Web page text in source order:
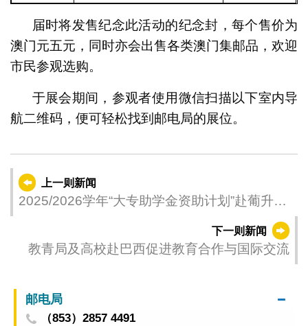
届时将发售纪念此活动的纪念封，每个售价为
澳门元五元，同时亦会出售各类澳门集邮品，欢迎
市民参观选购。
于展会期间，参观者使用微信扫描以下室内导
航二维码，便可轻松找到邮电局的展位。
上一则新闻
2025/2026学年“大专助学金资助计划”赴葡升学
下一则新闻
教青局及高校赴巴西促进教育合作与国际交流
邮电局
（853）2857 4491